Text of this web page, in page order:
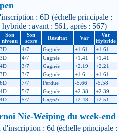
: 6D (échelle principale :
: avant : 561, après : 567)
Son
niveau
Son
score
Résultat Var
Var
Hybride
3D 4/7 Gagnée +1.61
+1.61
3D 4/7 Gagnée +1.41
+1.41
4D 3/7 Gagnée +2.19
+2.21
3D 3/7 Gagnée +1.6
+1.61
6D 7/7 Perdue -5.66
-5.58
4D 5/7 Gagnée +2.38
+2.39
4D 5/7 Gagnée +2.48 +2.51
Nie-Weiping du week-end
: 6d (échelle principale :